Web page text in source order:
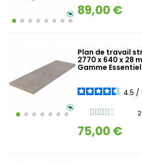
89,00 €
Plan de travail
2770 x 640 x 28
Gamme Essentiel
4.5 /
75,00 €